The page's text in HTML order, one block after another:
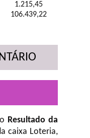
1.215,45
106.439,22
Resultado da
caixa Loteria,